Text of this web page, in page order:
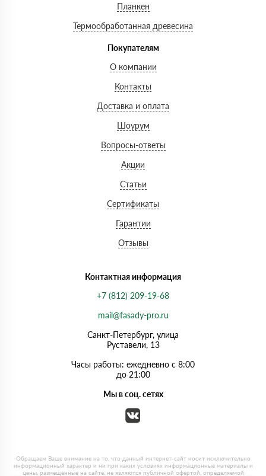
Планкен
Термообработанная древесина
Покупателям
О компании
Контакты
Доставка и оплата
Шоурум
Вопросы-ответы
Акции
Статьи
Сертификаты
Гарантии
Отзывы
Контактная информация
+7 (812) 209-19-68
mail@fasady-pro.ru
Санкт-Петербург, улица
Руставели, 13
Часы работы: ежедневно с 8:00
до 21:00
Мы в соц. сетях